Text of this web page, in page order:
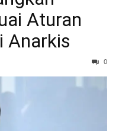
Aturan
Anarkis
0